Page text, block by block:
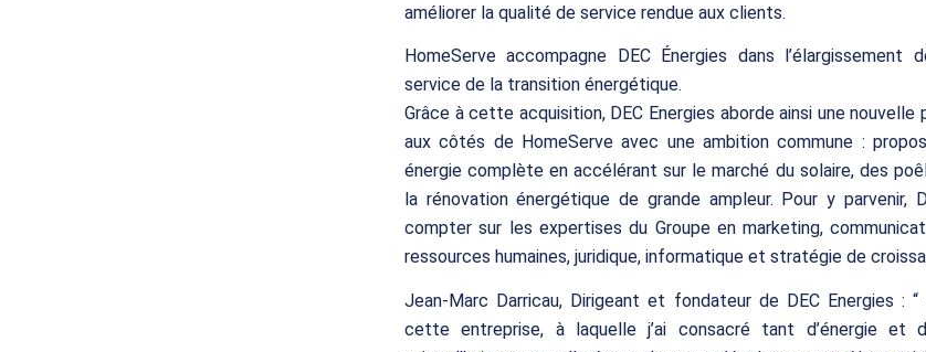
améliorer la qualité de service rendue aux clients.
HomeServe accompagne DEC Énergies dans l’élargissement
service de la transition énergétique.
Grâce à cette acquisition, DEC Energies aborde ainsi une nouvelle
aux côtés de HomeServe avec une ambition commune :
énergie complète en accélérant sur le marché du solaire, des
la rénovation énergétique de grande ampleur. Pour y parvenir,
compter sur les expertises du Groupe en marketing,
ressources humaines, juridique, informatique et stratégie de
Jean-Marc Darricau, Dirigeant et fondateur de DEC Energies :
cette entreprise, à laquelle j’ai consacré tant d’énergie et